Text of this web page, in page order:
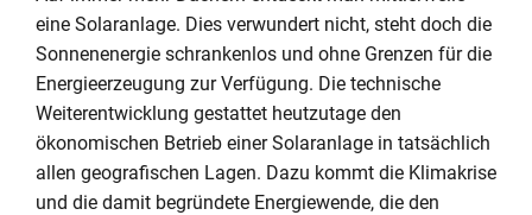
eine Solaranlage. Dies verwundert nicht, steht doch die
Sonnenenergie schrankenlos und ohne Grenzen für die
Energieerzeugung zur Verfügung. Die technische
Weiterentwicklung gestattet heutzutage den
ökonomischen Betrieb einer Solaranlage in tatsächlich
allen geografischen Lagen. Dazu kommt die Klimakrise
und die damit begründete Energiewende, die den